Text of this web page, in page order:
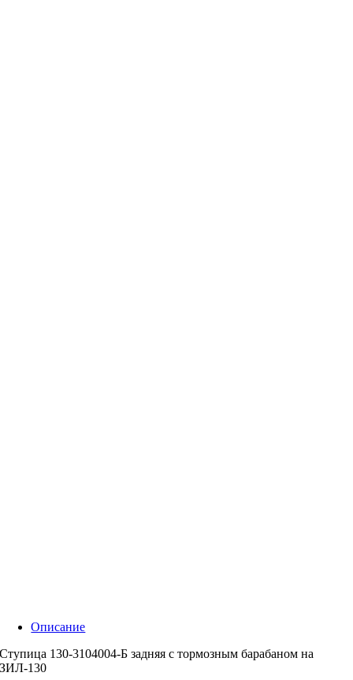
Описание
Ступица 130-3104004-Б задняя с тормозным барабаном на
ЗИЛ-130